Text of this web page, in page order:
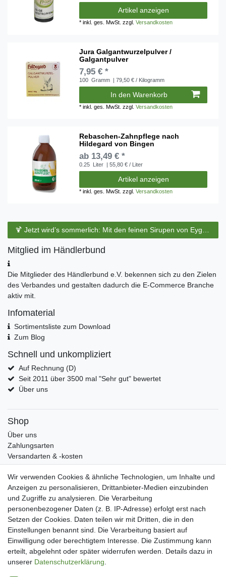
Artikel anzeigen
*inkl. ges. MwSt. zzgl.Versandkosten
Jura Galgantwurzelpulver /
Galgantpulver
7,95 € *
100 Gramm | 79,50 € / Kilogramm
In den Warenkorb
*inkl. ges. MwSt. zzgl.Versandkosten
Rebaschen-Zahnpflege nach
Hildegard von Bingen
ab 13,49 € *
0.25 Liter | 55,80 € / Liter
Artikel anzeigen
*inkl. ges. MwSt. zzgl.Versandkosten
🍹 Jetzt wird’s sommerlich: Mit den feinen Sirupen von Eyguebelle entstehen erfrischende Cocktails und köstliche Sommerdrinks.
Mitglied im Händlerbund
Die Mitglieder des Händlerbund e.V. bekennen sich zu den Zielen
des Verbandes und gestalten dadurch die E-Commerce Branche
aktiv mit.
Infomaterial
Sortimentsliste zum Download
Zum Blog
Schnell und unkompliziert
Auf Rechnung (D)
Seit 2011 über 3500 mal "Sehr gut" bewertet
Über uns
Shop
Über uns
Zahlungsarten
Versandarten & -kosten
Widerrufsrecht
Warenkorb
Zur Kasse
Mein Konto
Kundenkonto eröffnen
Im Kundenkonto anmelden
Wunschliste
Service
Wir verwenden Cookies & ähnliche Technologien, um Inhalte und
Anzeigen zu personalisieren, Drittanbieter-Medien einzubinden
und Zugriffe zu analysieren. Die Verarbeitung
personenbezogener Daten (z. B. IP-Adresse) erfolgt erst nach
Setzen der Cookies. Daten teilen wir mit Dritten, die in den
Einstellungen benannt sind. Die Verarbeitung basiert auf
Einwilligung oder berechtigtem Interesse. Die Zustimmung kann
erteilt, abgelehnt oder später widerrufen werden. Details dazu in
unserer Daten­schutz­erklärung